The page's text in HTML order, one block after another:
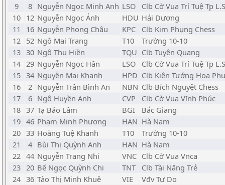
9
8 Nguyễn Ngọc Minh Anh LSO
Clb Cờ Vua Trí Tuệ Tp L.S
10 12 Nguyễn Ngọc Ánh HDU Hải Dương
11
16 Nguyễn Phong Châu KPC
Clb Kim Phụng Chess
12 52 Ngô Mai Trang T10
Trường 10-10
13 30 Ngô Thu Hiền TQU Clb Tuyên Quang
14 29 Nguyễn Ngọc Hân LSO
Clb Cờ Vua Trí Tuệ Tp L.S
15 34 Nguyễn Mai Khanh HPD Clb Kiện Tướng Hoa
16
2 Nguyễn Trần Bình An NBN Clb Bích Nguyệt Chess
17
6 Ngô Huyền Anh CVP
Clb Cờ Vua Vĩnh Phúc
18 37 Tạ Bảo Lâm BGI
Bắc Giang
19 46 Phạm Minh Phương HAN Hà Nam
20 33 Hoàng Tuệ Khanh T10
Trường 10-10
21
4 Bùi Thị Quỳnh Anh HAN Hà Nam
22 44 Nguyễn Trang Nhi VNC Clb Cờ Vua Vnca
23 20 Bế Ngọc Quỳnh Chi TNT
Clb Tài Năng Trẻ
24 36 Tào Thị Minh Khuê VIE
Vđv Tự Do